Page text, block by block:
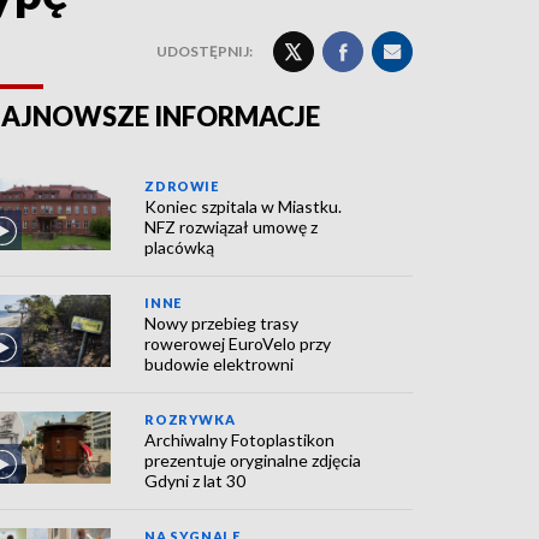
UDOSTĘPNIJ:
INFORMACJE
ZDROWIE
Koniec szpitala w Miastku.
NFZ rozwiązał umowę z
placówką
INNE
Nowy przebieg trasy
rowerowej EuroVelo przy
budowie elektrowni
ROZRYWKA
Archiwalny Fotoplastikon
prezentuje oryginalne zdjęcia
Gdyni z lat 30